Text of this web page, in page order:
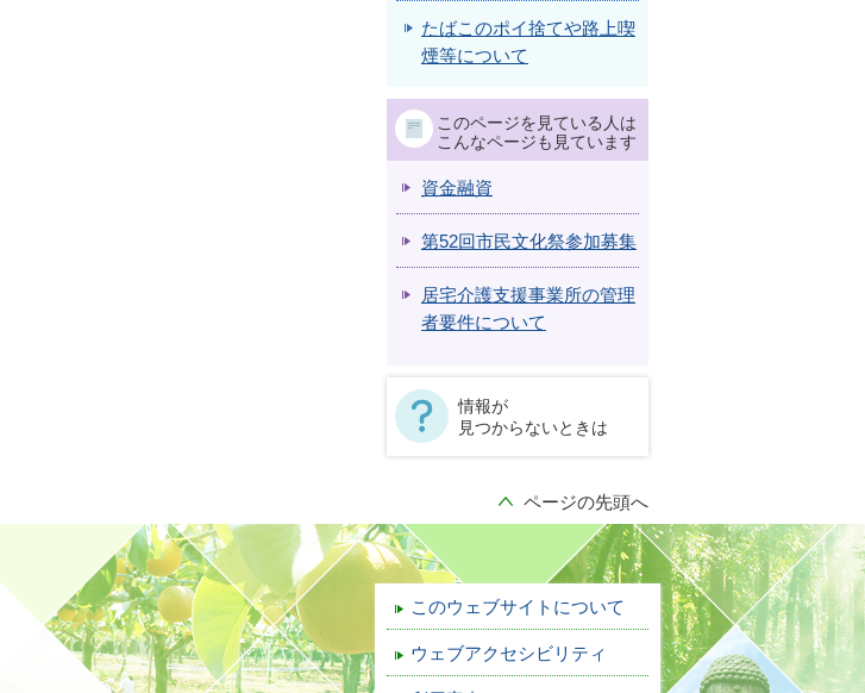
たばこのポイ捨てや路上喫
煙等について
このページを見ている人は
こんなページも見ています
資金融資
第52回市民文化祭参加募集
居宅介護支援事業所の管理
者要件について
情報が
見つからないときは
ページの先頭へ
このウェブサイトについて
ウェブアクセシビリティ